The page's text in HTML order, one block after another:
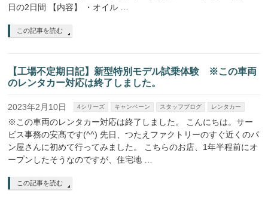
日の2日間 【内容】 ・オイル …
この記事を読む
【工場不定期日記】新型特別モデル試乗体験 ※この車両
のレンタカー対応は終了しました。
2023年2月10日 4シリーズ キャンペーン スタッフブログ レンタカー
※この車両のレンタカー対応は終了しました。 こんにちは。サー
ビス事務の安髙です(^^) 先日、つたえファクトリーのすぐ近くのパ
ン屋さんに初めて行ってみました。 こちらのお店、1年半程前にオ
ープンしたそうなのですが、住宅地 …
この記事を読む